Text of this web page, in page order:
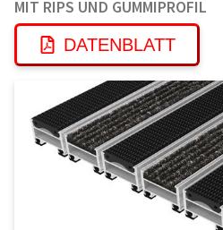
MIT RIPS UND GUMMIPROFIL
DATENBLATT